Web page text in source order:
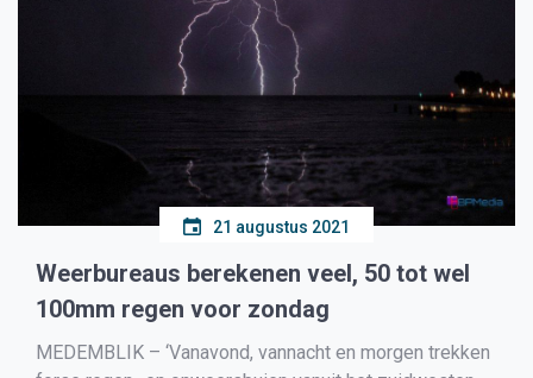
21 augustus 2021
Weerbureaus berekenen veel, 50 tot wel
100mm regen voor zondag
MEDEMBLIK – ‘Vanavond, vannacht en morgen trekken